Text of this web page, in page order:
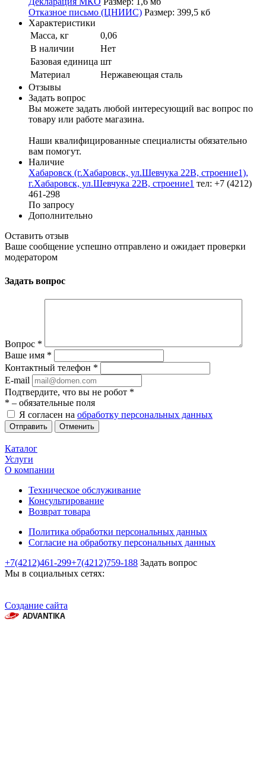
Отказное письмо (ЦНИИС) Размер: 399,5 кб
Характеристики
Масса, кг
0,06
В наличии
Нет
Базовая единица шт
Материал
Нержавеющая сталь
Отзывы
Задать вопрос
Вы можете задать любой интересующий вас вопрос по
товару или работе магазина.
Наши квалифицированные специалисты обязательно
вам помогут.
Наличие
Хабаровск (г.Хабаровск, ул.Шевчука 22В, строение1),
г.Хабаровск, ул.Шевчука 22В, строение1 тел: +7 (4212)
461-298
По запросу
Дополнительно
Оставить отзыв
Ваше сообщение успешно отправлено и ожидает проверки
модератором
Задать вопрос
Вопрос *
Ваше имя *
Контактный телефон *
E-mail
Подтвердите, что вы не робот *
* – обязательные поля
Я согласен на обработку персональных данных
Отменить
Каталог
Услуги
О компании
Техническое обслуживание
Консультирование
Возврат товара
Политика обработки персональных данных
Согласие на обработку персональных данных
+7(4212)461-299+7(4212)759-188 Задать вопрос
Мы в социальных сетях:
Создание сайта